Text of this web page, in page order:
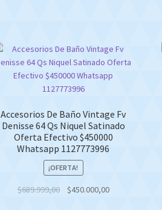
Accesorios De Baño Vintage Fv
Denisse 64 Qs Niquel Satinado
Oferta Efectivo $450000
Whatsapp 1127773996
¡OFERTA!
$689.999,00
Original
$450.000,00Current